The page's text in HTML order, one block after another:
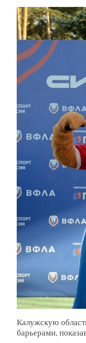
Калужскую
барьерами,